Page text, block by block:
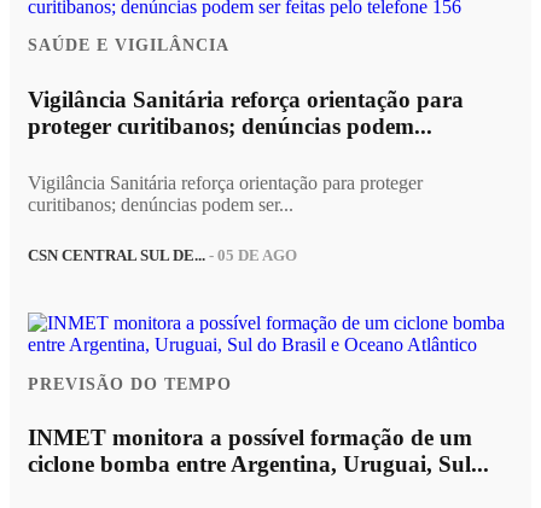
SAÚDE E VIGILÂNCIA
Vigilância Sanitária reforça orientação para
proteger curitibanos; denúncias podem...
Vigilância Sanitária reforça orientação para proteger
curitibanos; denúncias podem ser...
CSN CENTRAL SUL DE... - 05 DE AGO
PREVISÃO DO TEMPO
INMET monitora a possível formação de um
ciclone bomba entre Argentina, Uruguai, Sul...